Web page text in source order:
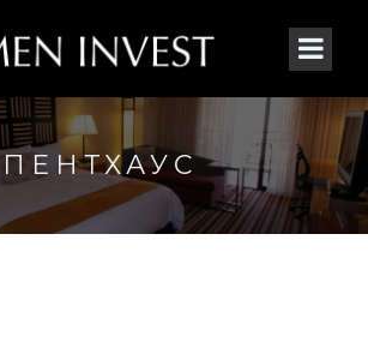
ПЕНТХАУС